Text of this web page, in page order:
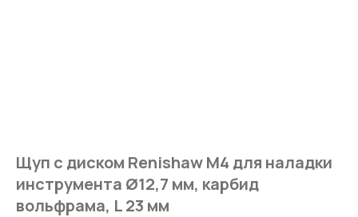
Щуп с диском Renishaw M4 для наладки
инструмента Ø12,7 мм, карбид
вольфрама, L 23 мм